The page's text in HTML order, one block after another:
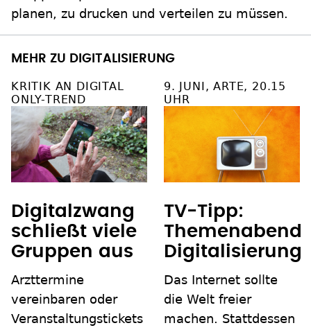
planen, zu drucken und verteilen zu müssen.
MEHR ZU DIGITALISIERUNG
KRITIK AN DIGITAL
ONLY-TREND
Digitalzwang
schließt viele
Gruppen aus
Arzttermine
vereinbaren oder
Veranstaltungstickets
9. JUNI, ARTE, 20.15
UHR
TV-Tipp:
Themenabend
Digitalisierung
Das Internet sollte
die Welt freier
machen. Stattdessen